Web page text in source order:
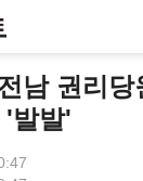
남 권리당
발발'